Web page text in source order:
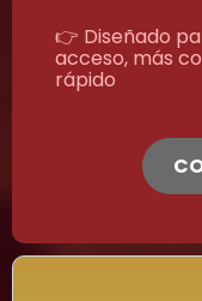
👉 Diseñado
acceso, más
rápido